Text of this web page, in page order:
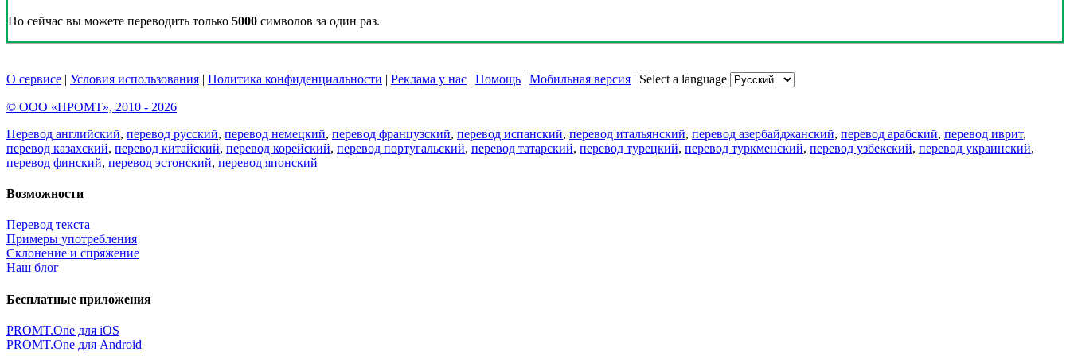
Но сейчас вы можете переводить только 5000 символов за один раз.
О сервисе | Условия использования | Политика конфиденциальности | Реклама у нас | Помощь | Мобильная версия | Select a language
© ООО «ПРОМТ», 2010 - 2026
Перевод английский, перевод русский, перевод немецкий, перевод французский, перевод испанский, перевод итальянский, перевод азербайджанский, перевод арабский, перевод иврит,
перевод казахский, перевод китайский, перевод корейский, перевод португальский, перевод татарский, перевод турецкий, перевод туркменский, перевод узбекский, перевод украинский,
перевод финский, перевод эстонский, перевод японский
Возможности
Перевод текста
Примеры употребления
Склонение и спряжение
Наш блог
Бесплатные приложения
PROMT.One для iOS
PROMT.One для Android